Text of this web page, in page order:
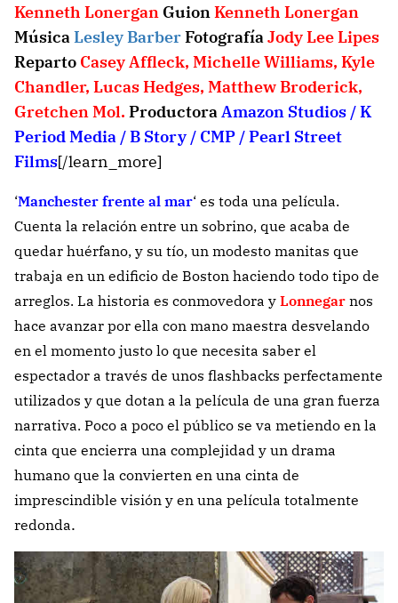
Kenneth Lonergan GuionKenneth Lonergan
MúsicaLesley BarberFotografíaJody Lee Lipes
Reparto Casey Affleck, Michelle Williams, Kyle
Chandler, Lucas Hedges, Matthew Broderick,
Gretchen Mol. ProductoraAmazon Studios / K
Period Media / B Story / CMP / Pearl Street
Films[/learn_more]
‘Manchester frente al mar‘ es toda una película.
Cuenta la relación entre un sobrino, que acaba de
quedar huérfano, y su tío, un modesto manitas que
trabaja en un edificio de Boston haciendo todo tipo de
arreglos. La historia es conmovedora y Lonnegar nos
hace avanzar por ella con mano maestra desvelando
en el momento justo lo que necesita saber el
espectador a través de unos flashbacks perfectamente
utilizados y que dotan a la película de una gran fuerza
narrativa. Poco a poco el público se va metiendo en la
cinta que encierra una complejidad y un drama
humano que la convierten en una cinta de
imprescindible visión y en una película totalmente
redonda.